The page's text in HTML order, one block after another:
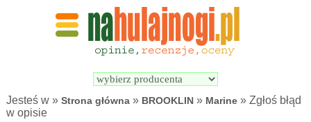
Wyszukiwarka
elektrycznych
Jesteś w »Strona główna » BROOKLIN » Marine » Zgłoś błąd
w opisie